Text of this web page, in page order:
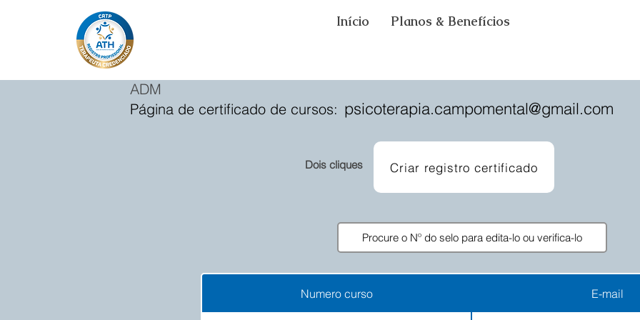
Início Planos & Benefícios
ADM
Página de certificado de cursos: psicoterapia.campomental@gmail.com
Dois cliques Criar registro certificado
Numero curso E-mail